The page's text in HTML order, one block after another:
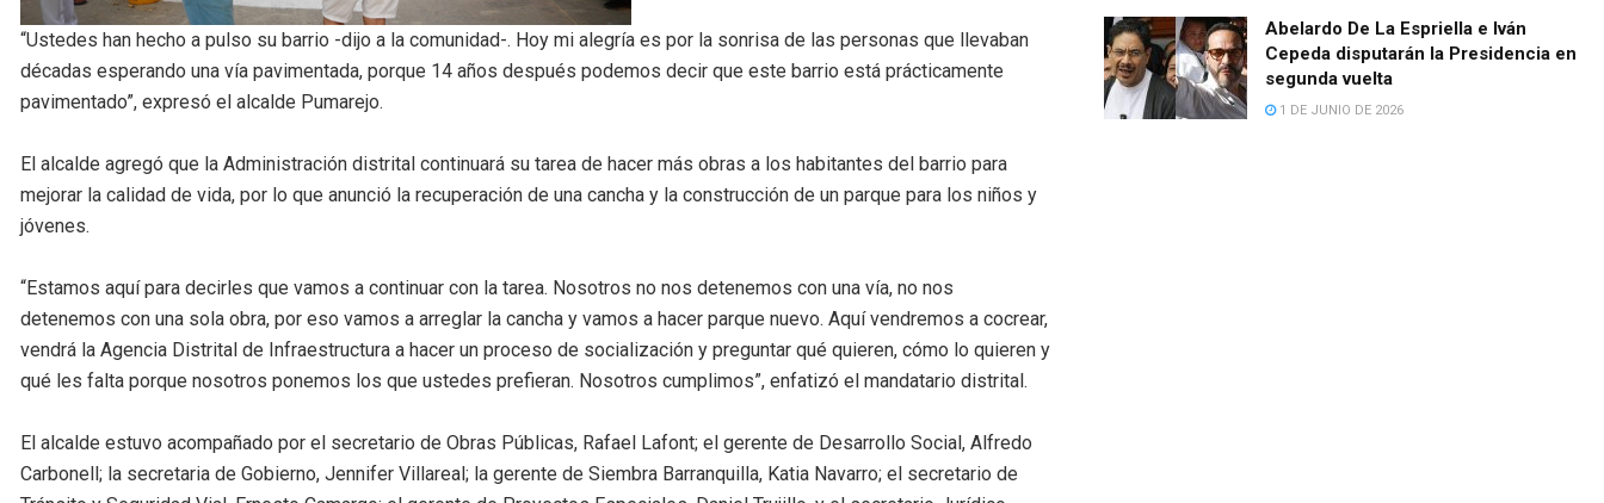
“Ustedes han hecho a pulso su barrio -dijo a la comunidad-. Hoy mi alegría es por la sonrisa de las personas que llevaban
décadas esperando una vía pavimentada, porque 14 años después podemos decir que este barrio está prácticamente
pavimentado”, expresó el alcalde Pumarejo.
El alcalde agregó que la Administración distrital continuará su tarea de hacer más obras a los habitantes del barrio para
mejorar la calidad de vida, por lo que anunció la recuperación de una cancha y la construcción de un parque para los niños y
jóvenes.
“Estamos aquí para decirles que vamos a continuar con la tarea. Nosotros no nos detenemos con una vía, no nos
detenemos con una sola obra, por eso vamos a arreglar la cancha y vamos a hacer parque nuevo. Aquí vendremos a cocrear,
vendrá la Agencia Distrital de Infraestructura a hacer un proceso de socialización y preguntar qué quieren, cómo lo quieren y
qué les falta porque nosotros ponemos los que ustedes prefieran. Nosotros cumplimos”, enfatizó el mandatario distrital.
El alcalde estuvo acompañado por el secretario de Obras Públicas, Rafael Lafont; el gerente de Desarrollo Social, Alfredo
Carbonell; la secretaria de Gobierno, Jennifer Villareal; la gerente de Siembra Barranquilla, Katia Navarro; el secretario de
Abelardo De La Espriella e Iván
Cepeda disputarán la Presidencia en
segunda vuelta
1 DE JUNIO DE 2026